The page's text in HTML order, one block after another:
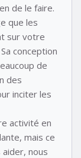
de le faire.
que les
sur votre
conception
de
des
inciter les
activité en
mais ce
aider, nous